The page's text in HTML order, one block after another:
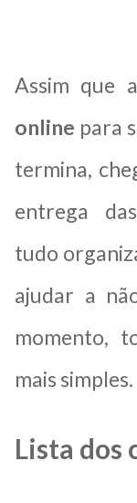
Assim que a
online para
termina,
entrega
tudo
ajudar a
momento,
mais simples.
Lista dos